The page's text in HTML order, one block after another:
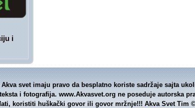
i
svet imaju pravo da besplatno koriste sadržaje sajta
i fotografija. www.Akvasvet.org ne poseduje autorska
koristiti huškački govor ili govor mržnje!!! Akva Svet Tim